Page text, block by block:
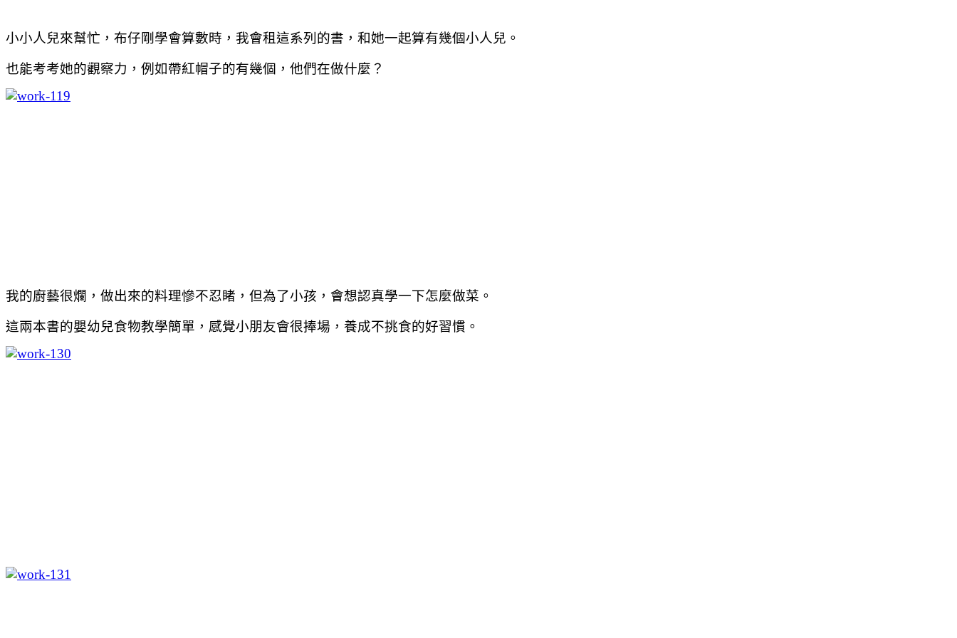
小小人兒來幫忙，布仔剛學會算數時，我會租這系列的書，和她一起算有幾個小人兒。
也能考考她的觀察力，例如帶紅帽子的有幾個，他們在做什麼？
我的廚藝很爛，做出來的料理慘不忍睹，但為了小孩，會想認真學一下怎麼做菜。
這兩本書的嬰幼兒食物教學簡單，感覺小朋友會很捧場，養成不挑食的好習慣。